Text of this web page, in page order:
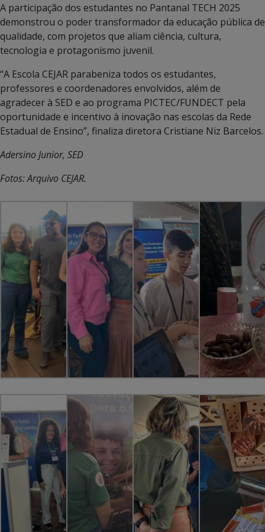
A participação dos estudantes no Pantanal TECH 2025
demonstrou o poder transformador da educação pública de
qualidade, com projetos que aliam ciência, cultura,
tecnologia e protagonismo juvenil.
“A Escola CEJAR parabeniza todos os estudantes,
professores e coordenadores envolvidos, além de
agradecer à SED e ao programa PICTEC/FUNDECT pela
oportunidade e incentivo à inovação nas escolas da Rede
Estadual de Ensino”, finaliza diretora Cristiane Niz Barcelos.
Adersino Junior, SED
Fotos: Arquivo CEJAR.